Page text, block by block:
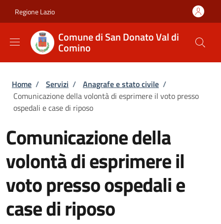
Regione Lazio
Comune di San Donato Val di
Comino
Briciole di pane
Home / Servizi / Anagrafe e stato civile /
Comunicazione della volontà di esprimere il voto presso
ospedali e case di riposo
Comunicazione della
volontà di esprimere il
voto presso ospedali e
case di riposo